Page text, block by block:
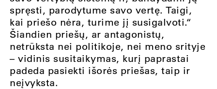
spręsti, parodytume savo vertę. Taigi,
kai priešo nėra, turime jį susigalvoti.“
Šiandien priešų, ar antagonistų,
netrūksta nei politikoje, nei meno srityje
– vidinis susitaikymas, kurį paprastai
padeda pasiekti išorės priešas, taip ir
neįvyksta.